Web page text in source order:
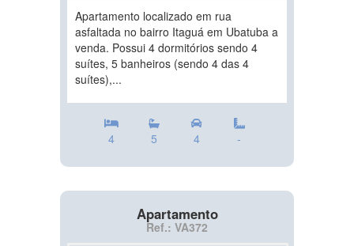
Apartamento localizado em rua
asfaltada no bairro Itaguá em Ubatuba a
venda. Possui 4 dormitórios sendo 4
suítes, 5 banheiros (sendo 4 das 4
suítes),...
4 5 4 -
Apartamento
Ref.: VA372